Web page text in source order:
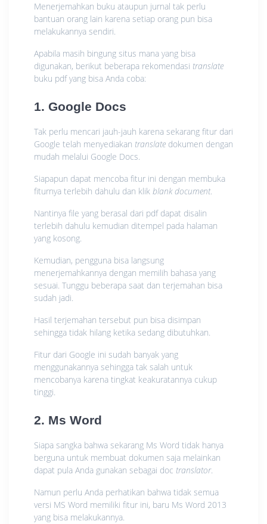
Menerjemahkan buku ataupun jurnal tak perlu
bantuan orang lain karena setiap orang pun bisa
melakukannya sendiri.
Apabila masih bingung situs mana yang bisa
digunakan, berikut beberapa rekomendasi translate
buku pdf yang bisa Anda coba:
1. Google Docs
Tak perlu mencari jauh-jauh karena sekarang fitur dari
Google telah menyediakan translate dokumen dengan
mudah melalui Google Docs.
Siapapun dapat mencoba fitur ini dengan membuka
fiturnya terlebih dahulu dan klik blank document.
Nantinya file yang berasal dari pdf dapat disalin
terlebih dahulu kemudian ditempel pada halaman
yang kosong.
Kemudian, pengguna bisa langsung
menerjemahkannya dengan memilih bahasa yang
sesuai. Tunggu beberapa saat dan terjemahan bisa
sudah jadi.
Hasil terjemahan tersebut pun bisa disimpan
sehingga tidak hilang ketika sedang dibutuhkan.
Fitur dari Google ini sudah banyak yang
menggunakannya sehingga tak salah untuk
mencobanya karena tingkat keakuratannya cukup
tinggi.
2. Ms Word
Siapa sangka bahwa sekarang Ms Word tidak hanya
berguna untuk membuat dokumen saja melainkan
dapat pula Anda gunakan sebagai doc translator.
Namun perlu Anda perhatikan bahwa tidak semua
versi MS Word memiliki fitur ini, baru Ms Word 2013
yang bisa melakukannya.